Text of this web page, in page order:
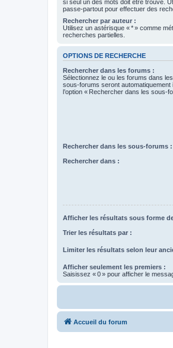
si seul un des mots doit être trouvé.
passe-partout pour effectuer des
Rechercher par auteur :
Utilisez un astérisque « * » comme
recherches partielles.
OPTIONS DE RECHERCHE
Rechercher dans les forums :
Sélectionnez le ou les forums dans
sous-forums seront
l’option « Rechercher dans les sous-
Rechercher dans les sous-forums :
Rechercher dans :
Afficher les résultats sous forme
Trier les résultats par :
Limiter les résultats selon leur
Afficher seulement les premiers :
Saisissez « 0 » pour afficher le
Accueil du forum